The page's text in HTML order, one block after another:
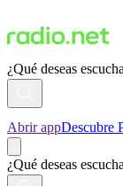
¿Qué deseas
Abrir appDescubre
¿Qué deseas